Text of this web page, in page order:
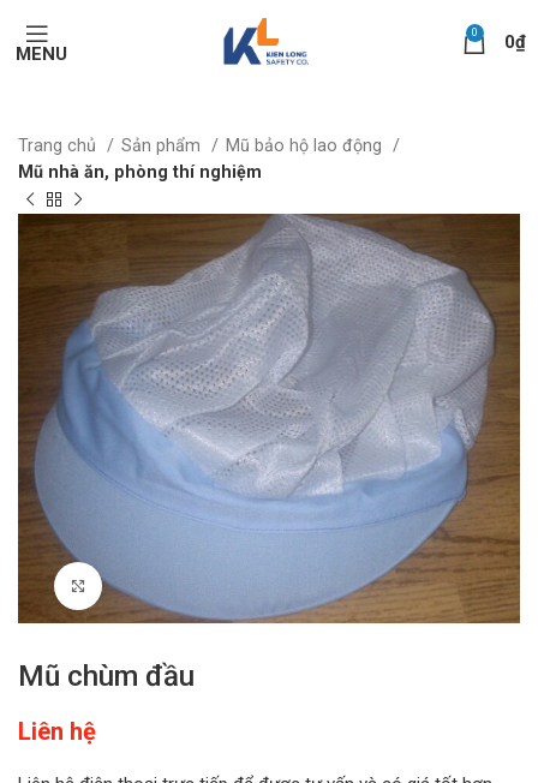
MENU
0 0₫
Trang chủ Sản phẩm
Mũ bảo hộ lao động
Mũ nhà ăn, phòng thí nghiệm
Click to enlarge
Mũ chùm đầu
Liên hệ